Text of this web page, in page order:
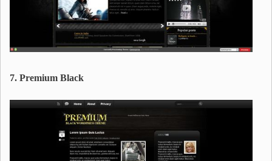
7. Premium Black